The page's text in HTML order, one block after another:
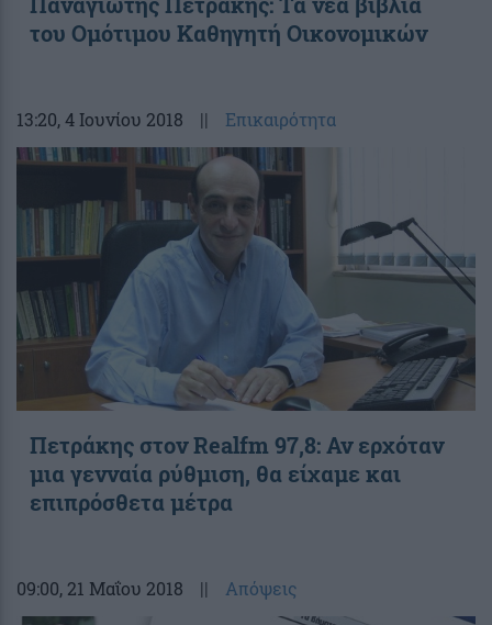
του Ομότιμου Καθηγητή Οικονομικών
13:20, 4 Ιουνίου 2018 || Επικαιρότητα
Πετράκης στον Realfm 97,8: Αν ερχόταν
μια γενναία ρύθμιση, θα είχαμε και
επιπρόσθετα μέτρα
09:00, 21 Μαΐου 2018 || Απόψεις